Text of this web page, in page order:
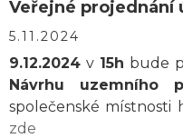
Veřejné projednání
5.11.2024
9.12.2024 v 15h bude
Návrhu uzemního
společenské místnosti
zde